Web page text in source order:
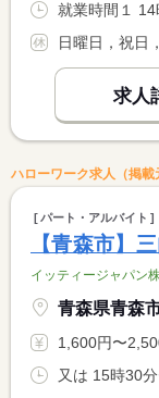
日曜日，祝日
求人
ハローワーク求人（掲載
パート・アルバイト
【青森市
イッティージャパン
青森県青森
1,600円〜2,500円 ※フルタ
又は 15時30